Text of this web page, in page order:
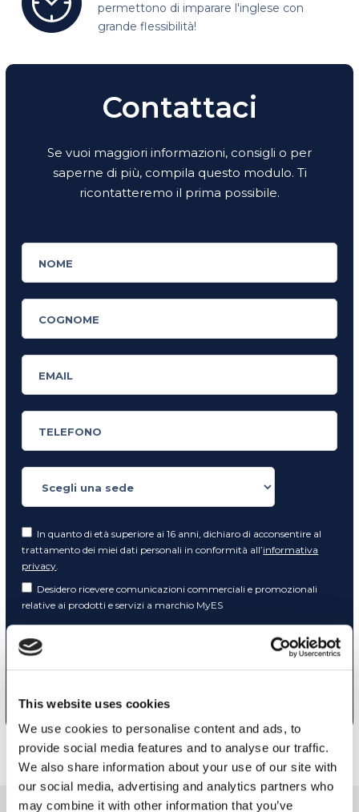
This website uses cookies
We use cookies to personalise content and ads, to
provide social media features and to analyse our traffic.
We also share information about your use of our site with
our social media, advertising and analytics partners who
may combine it with other information that you’ve
permettono di imparare l'inglese con
grande flessibilità!
Contattaci
Se vuoi maggiori informazioni, consigli o per
saperne di più, compila questo modulo. Ti
ricontatteremo il prima possibile.
In quanto di età superiore ai 16 anni, dichiaro di acconsentire al
trattamento dei miei dati personali in conformità all’informativa
privacy.
Desidero ricevere comunicazioni commerciali e promozionali
relative ai prodotti e servizi a marchio MyES
** le sedi contrassegnate con * offrono sempre solo corsi online